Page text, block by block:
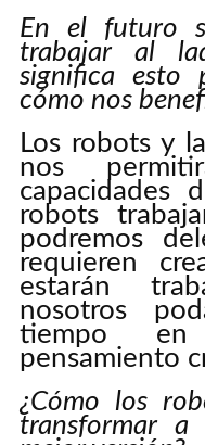
En el futuro
trabajar al
significa esto
cómo nos
Los robots y
nos
capacidades
robots
podremos
requieren
estarán
nosotros
tiempo en
pensamiento
¿Cómo los
transformar